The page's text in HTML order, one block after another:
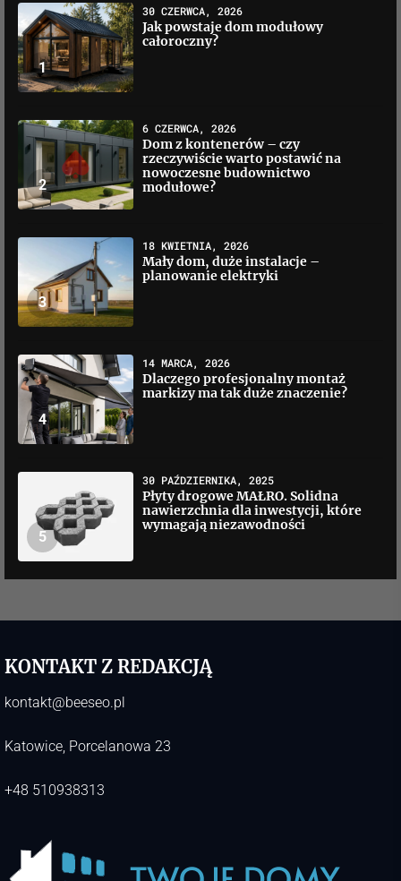
1
30 CZERWCA, 2026
Jak powstaje dom modułowy
całoroczny?
2
6 CZERWCA, 2026
Dom z kontenerów – czy
rzeczywiście warto postawić na
nowoczesne budownictwo
modułowe?
3
18 KWIETNIA, 2026
Mały dom, duże instalacje –
planowanie elektryki
4
14 MARCA, 2026
Dlaczego profesjonalny montaż
markizy ma tak duże znaczenie?
5
30 PAŹDZIERNIKA, 2025
Płyty drogowe MAŁRO. Solidna
nawierzchnia dla inwestycji, które
wymagają niezawodności
KONTAKT Z REDAKCJĄ
kontakt@beeseo.pl
Katowice, Porcelanowa 23
+48 510938313